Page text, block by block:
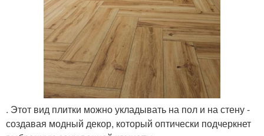
. Этот вид плитки можно укладывать на пол и на стену -
создавая модный декор, который оптически подчеркнет